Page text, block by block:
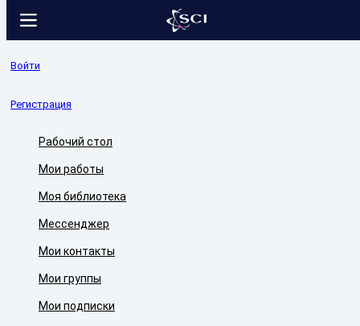
Войти
Регистрация
Рабочий стол
Мои работы
Моя библиотека
Мессенджер
Мои контакты
Мои группы
Мои подписки